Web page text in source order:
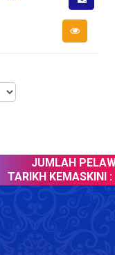
Turun
JUMLAH
TARIKH KEMASKINI :